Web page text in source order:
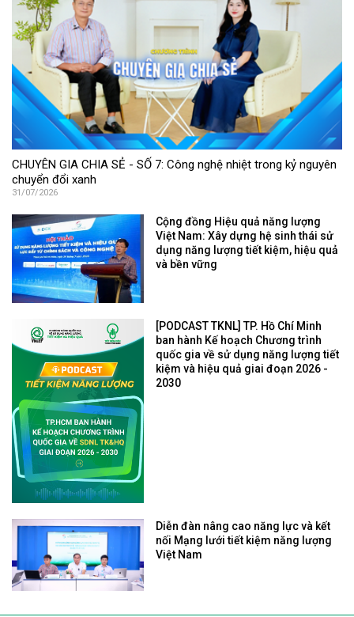
CHUYÊN GIA CHIA SẺ - SỐ 7: Công nghệ nhiệt trong kỷ nguyên
chuyển đổi xanh
31/07/2026
Cộng đồng Hiệu quả năng lượng
Việt Nam: Xây dựng hệ sinh thái sử
dụng năng lượng tiết kiệm, hiệu quả
và bền vững
[PODCAST TKNL] TP. Hồ Chí Minh
ban hành Kế hoạch Chương trình
quốc gia về sử dụng năng lượng tiết
kiệm và hiệu quả giai đoạn 2026 -
2030
Diễn đàn nâng cao năng lực và kết
nối Mạng lưới tiết kiệm năng lượng
Việt Nam